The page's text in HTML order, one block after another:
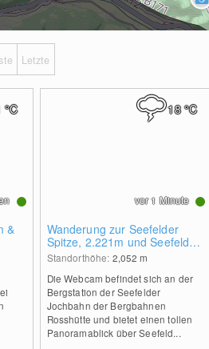
Letzte
&
°C
Wanderung zur Seefelder
Spitze, 2.221m und Seefelder
Joch
Standorthöhe: 2,052m
Die Webcam befindet sich an der
Bergstation der Seefelder
Jochbahn der Bergbahnen
Rosshütte und bietet einen tollen
Panoramablick über Seefeld...
18°C
vor 1 Minute